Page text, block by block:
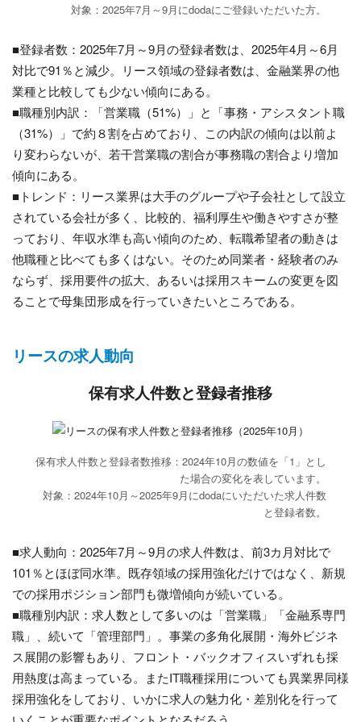
対象：2025年7月～9月にdodaにご登録いただいた方。
■登録者数：2025年7月～9月の登録者数は、2025年4月～6月
対比で91％と減少。リース領域の登録者数は、金融業界の他
業種と比較しても少ない傾向にある。
■職種別内訳：「営業職（51%）」と「事務・アシスタント職
（31%）」で約８割を占めており、この内訳の傾向は以前よ
り変わらないが、若干営業職の割合が事務職の割合より増加
傾向にある。
■トレンド：リース業界は大手のグループや子会社として設立
されている会社が多く、比較的、福利厚生や働きやすさが整
っており、年収水準も高い傾向のため、転職希望者の動きは
他職種と比べても多くはない。そのため同業者・経験者のみ
ならず、採用要件の拡大、あるいは採用スキームの変更を図
ることで母集団形成を行っていきたいところである。
リースの求人動向
保有求人件数と登録者推移
保有求人件数と登録者数推移：2024年10月の数値を「1」とし
た場合の変化を表しています。
対象：2024年10月～2025年9月にdodaにいただいた求人件数
と登録者数。
■求人動向：2025年7月～9月の求人件数は、前3カ月対比で
101％とほぼ同水準。既存領域の採用強化だけではなく、新規
での採用ポジション部門も微増傾向が続いている。
■職種別内訳：求人数として多いのは「営業職」「金融系専門
職」、続いて「管理部門」。事業の多角化展開・海外ビジネ
ス展開の影響もあり、フロント・バックオフィスいずれも採
用熱度は高まっている。またIT職種採用についても異業界同様
採用強化をしており、いかに求人の魅力化・差別化を行って